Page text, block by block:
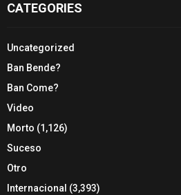
CATEGORIES
Uncategorized
Ban Bende?
Ban Come?
Video
Morto (1,126)
Suceso
Otro
Internacional (3,393)